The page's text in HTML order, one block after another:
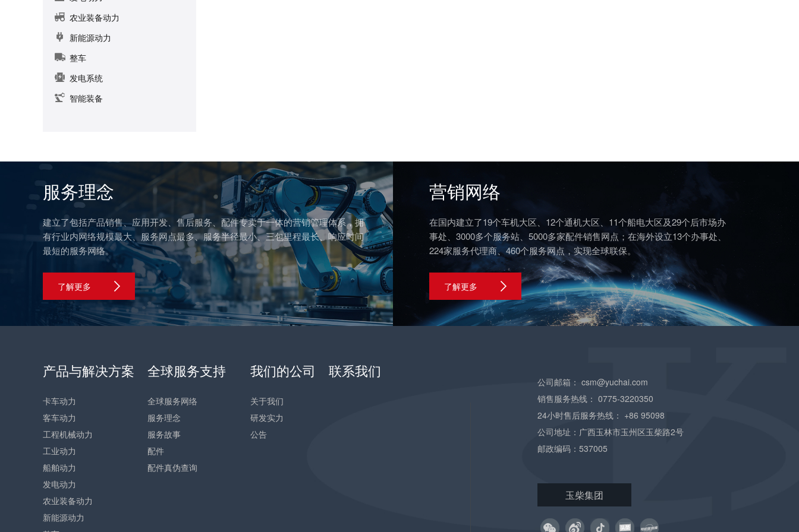
农业装备动力
新能源动力
整车
发电系统
智能装备
服务理念
建立了包括产品销售、应用开发、售后服务、配件专卖于一体的营销管理体系，拥
有行业内网络规模最大、服务网点最多、服务半径最小、三包里程最长、响应时间
最短的服务网络。
了解更多
营销网络
在国内建立了19个车机大区、12个通机大区、11个船电大区及29个后市场办
事处、3000多个服务站、5000多家配件销售网点；在海外设立13个办事处、
224家服务代理商、460个服务网点，实现全球联保。
了解更多
产品与解决方案
卡车动力
客车动力
工程机械动力
工业动力
船舶动力
发电动力
农业装备动力
新能源动力
全球服务支持
全球服务网络
服务理念
服务故事
配件
配件真伪查询
我们的公司
关于我们
研发实力
公告
联系我们
公司邮箱： csm@yuchai.com
销售服务热线： 0775-3220350
24小时售后服务热线： +86 95098
公司地址：广西玉林市玉州区玉柴路2号
邮政编码：537005
玉柴集团